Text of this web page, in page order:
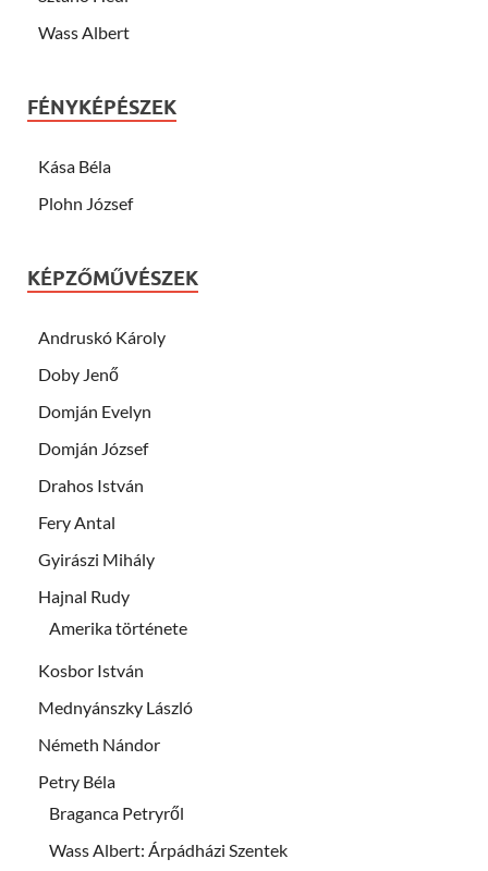
Wass Albert
FÉNYKÉPÉSZEK
Kása Béla
Plohn József
KÉPZŐMŰVÉSZEK
Andruskó Károly
Doby Jenő
Domján Evelyn
Domján József
Drahos István
Fery Antal
Gyirászi Mihály
Hajnal Rudy
Amerika története
Kosbor István
Mednyánszky László
Németh Nándor
Petry Béla
Braganca Petryről
Wass Albert: Árpádházi Szentek